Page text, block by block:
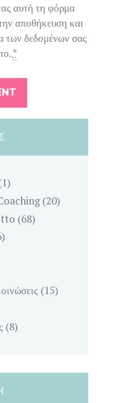
αυτή τη φόρμα
αποθήκευση και
των δεδομένων σας
*
(20)
(68)
(15)
(8)